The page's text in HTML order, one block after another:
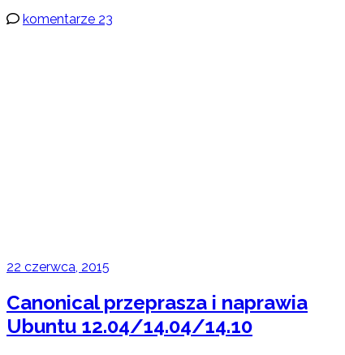
komentarze 23
22 czerwca, 2015
Canonical przeprasza i naprawia
Ubuntu 12.04/14.04/14.10